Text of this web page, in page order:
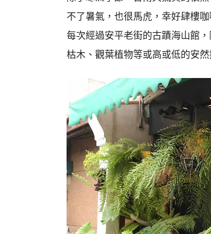
不了暑氣，也很馬虎，幸好肆樓
每次經過安平老街的古蹟海山館
枯木、觀葉植物等或高或低的安